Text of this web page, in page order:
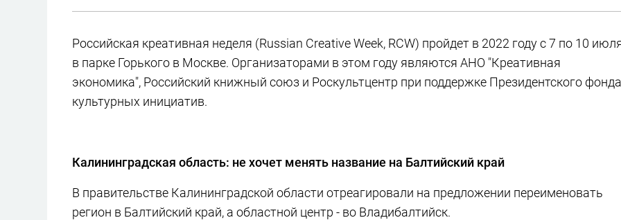
Российская креативная неделя (Russian Creative Week, RCW) пройдет в 2022 году с 7 по 10
в парке Горького в Москве. Организаторами в этом году являются АНО "Креативная
экономика", Российский книжный союз и Роскультцентр при поддержке Президентского фонда
культурных инициатив.
Калининградская область: не хочет менять название на Балтийский край
В правительстве Калининградской области отреагировали на предложении переименовать
регион в Балтийский край, а областной центр - во Владибалтийск.